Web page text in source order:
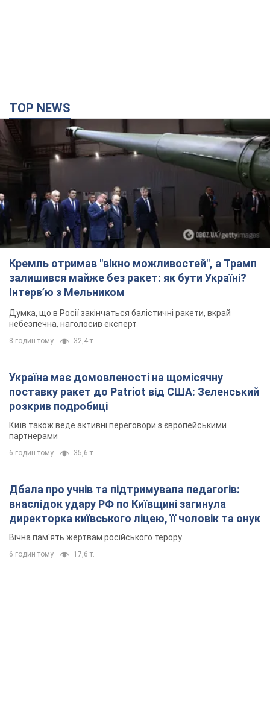
TOP NEWS
Кремль отримав "вікно можливостей", а Трамп
залишився майже без ракет: як бути Україні?
Інтерв’ю з Мельником
Думка, що в Росії закінчаться балістичні ракети, вкрай
небезпечна, наголосив експерт
8 годин тому 32,4 т.
Україна має домовленості на щомісячну
поставку ракет до Patriot від США: Зеленський
розкрив подробиці
Київ також веде активні переговори з європейськими
партнерами
6 годин тому 35,6 т.
Дбала про учнів та підтримувала педагогів:
внаслідок удару РФ по Київщині загинула
директорка київського ліцею, її чоловік та онук
Вічна пам'ять жертвам російського терору
6 годин тому 17,6 т.